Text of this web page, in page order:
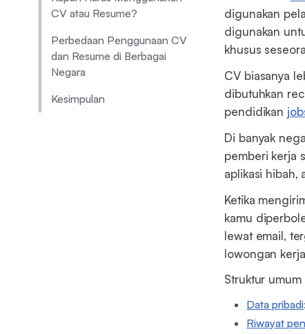
CV atau Resume?
Perbedaan Penggunaan CV
dan Resume di Berbagai
Negara
Kesimpulan
digunakan
digunakan
khusus
CV biasanya
dibutuhkan
pendidikan
Di banyak
pemberi kerja
aplikasi hibah,
Ketika
kamu
lewat email,
lowongan
Struktur
Data pribadi
Riwayat